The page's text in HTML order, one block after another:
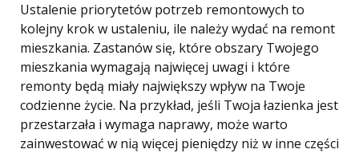
Ustalenie priorytetów potrzeb remontowych to
kolejny krok w ustaleniu, ile należy wydać na remont
mieszkania. Zastanów się, które obszary Twojego
mieszkania wymagają najwięcej uwagi i które
remonty będą miały największy wpływ na Twoje
codzienne życie. Na przykład, jeśli Twoja łazienka jest
przestarzała i wymaga naprawy, może warto
zainwestować w nią więcej pieniędzy niż w inne części